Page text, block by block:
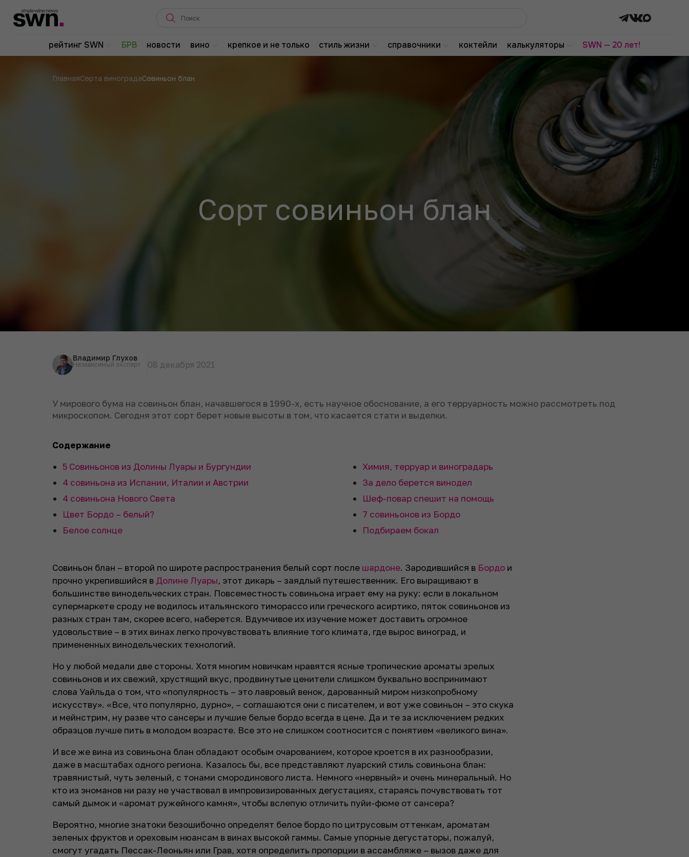
рейтинг SWN БРВ новости вино крепкое и не только стиль жизни справочники коктейли калькуляторы SWN — 20 лет!
ГлавнаяСорта виноградаСовиньон блан
Сорт совиньон блан
Владимир Глухов
Независимый эксперт 08 декабря 2021
У мирового бума на совиньон блан, начавшегося в 1990-х, есть научное обоснование, а его терруарность можно рассмотреть под
микроскопом. Сегодня этот сорт берет новые высоты в том, что касается стати и выделки.
Содержание
5 Совиньонов из Долины Луары и Бургундии
Химия, терруар и виноградарь
4 совиньона из Испании, Италии и Австрии
За дело берется винодел
4 совиньона Нового Света
Шеф-повар спешит на помощь
Цвет Бордо – белый?
7 совиньонов из Бордо
Белое солнце
Подбираем бокал
Совиньон блан – второй по широте распространения белый сорт после шардоне. Зародившийся в Бордо и
прочно укрепившийся в Долине Луары, этот дикарь – заядлый путешественник. Его выращивают в
большинстве винодельческих стран. Повсеместность совиньона играет ему на руку: если в локальном
супермаркете сроду не водилось итальянского тиморассо или греческого асиртико, пяток совиньонов из
разных стран там, скорее всего, наберется. Вдумчивое их изучение может доставить огромное
удовольствие – в этих винах легко прочувствовать влияние того климата, где вырос виноград, и
примененных винодельческих технологий.
Но у любой медали две стороны. Хотя многим новичкам нравятся ясные тропические ароматы зрелых
совиньонов и их свежий, хрустящий вкус, продвинутые ценители слишком буквально воспринимают
слова Уайльда о том, что «популярность – это лавровый венок, дарованный миром низкопробному
искусству». «Все, что популярно, дурно», – соглашаются они с писателем, и вот уже совиньон – это скука
и мейнстрим, ну разве что сансеры и лучшие белые бордо всегда в цене. Да и те за исключением редких
образцов лучше пить в молодом возрасте. Все это не слишком соотносится с понятием «великого вина».
И все же вина из совиньона блан обладают особым очарованием, которое кроется в их разнообразии,
даже в масштабах одного региона. Казалось бы, все представляют луарский стиль совиньона блан:
травянистый, чуть зеленый, с тонами смородинового листа. Немного «нервный» и очень минеральный. Но
кто из эноманов ни разу не участвовал в импровизированных дегустациях, стараясь почувствовать тот
самый дымок и «аромат ружейного камня», чтобы вслепую отличить пуйи-фюме от сансера?
Вероятно, многие знатоки безошибочно определят белое бордо по цитрусовым оттенкам, ароматам
зеленых фруктов и ореховым нюансам в винах высокой гаммы. Самые упорные дегустаторы, пожалуй,
смогут угадать Пессак-Леоньян или Грав, хотя определить пропорции в ассамбляже – вызов даже для